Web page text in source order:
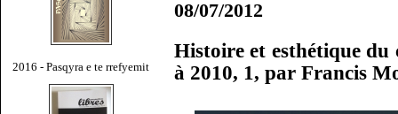
2016 - Pasqyra e te rrefyemit
08/07/2012
Histoire et esthétique du
à 2010, 1, par Francis